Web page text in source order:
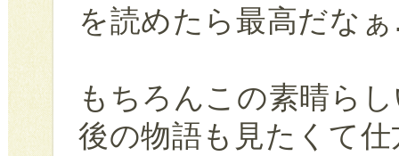
を読めたら最高だな
もちろんこの素晴ら
後の物語も見たくて